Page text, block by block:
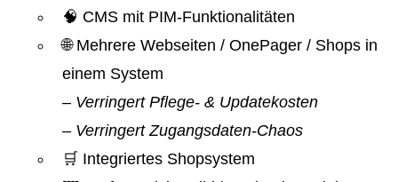
🧠 CMS mit PIM-Funktionalitäten
🌐 Mehrere Webseiten / OnePager / Shops in
einem System
– Verringert Pflege- & Updatekosten
– Verringert Zugangsdaten-Chaos
🛒 Integriertes Shopsystem